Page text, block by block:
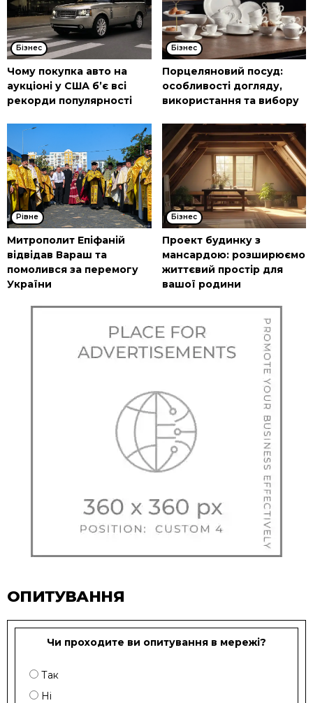
Бізнес
Чому покупка авто на
аукціоні у США б’є всі
рекорди популярності
Бізнес
Порцеляновий посуд:
особливості догляду,
використання та вибору
Рівне
Митрополит Епіфаній
відвідав Вараш та
помолився за перемогу
України
Бізнес
Проект будинку з
мансардою: розширюємо
життєвий простір для
вашої родини
ОПИТУВАННЯ
Чи проходите ви опитування в мережі?
Так
Ні